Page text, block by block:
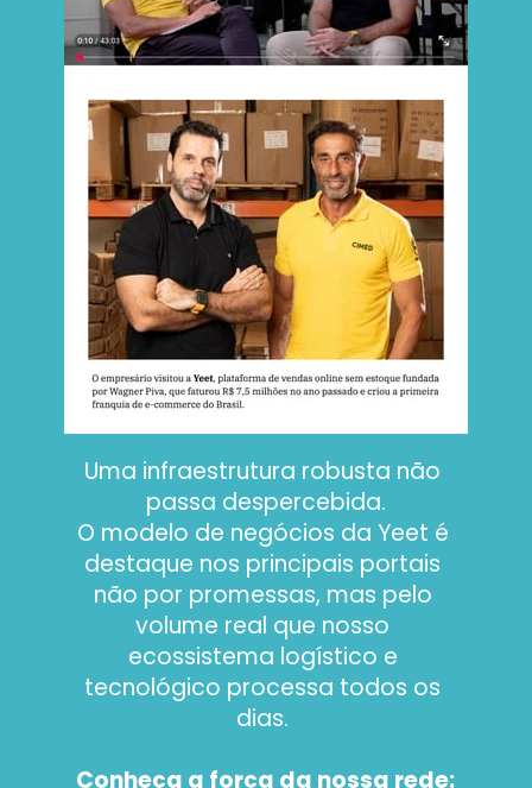
Uma infraestrutura robusta não
passa despercebida.
O modelo de negócios da Yeet é
destaque nos principais portais
não por promessas, mas pelo
volume real que nosso
ecossistema logístico e
tecnológico processa todos os
dias.
Conheça a força da nossa rede: